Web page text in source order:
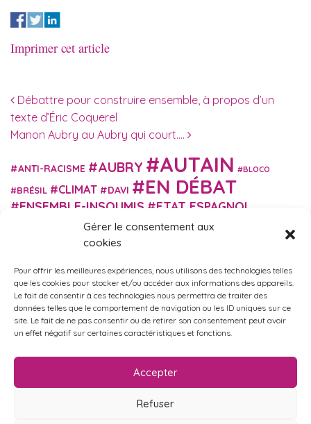
Gérer le consentement aux
cookies
Pour offrir les meilleures expériences, nous utilisons des technologies telles
que les cookies pour stocker et/ou accéder aux informations des appareils.
Le fait de consentir à ces technologies nous permettra de traiter des
données telles que le comportement de navigation ou les ID uniques sur ce
site. Le fait de ne pas consentir ou de retirer son consentement peut avoir
un effet négatif sur certaines caractéristiques et fonctions.
Accepter
Refuser
Imprimer cet article
Navigation des articles
Débattre pour construire ensemble, à propos d’un
texte d’Éric Coquerel
Manon Aubry au Aubry qui court….
ANTI-RACISME AUBRY AUTAIN BLOCO
BRÉSIL CLIMAT DAVI EN DÉBAT
ENSEMBLE-INSOUMIS ETAT ESPAGNOL
EUROPE EXTRÊME DROITE FASCISME
FRANCE INSOUMISE
HISTOIRE IMMIGRATION ISRAËL PALESTINE ITALIE
MACRON MARTIN MARXISME MIGRANT-ES
MUNICIPALES MÉLENCHON NUPES OBONO
OCCITANIE PORTUGAL RETRAITES RUSSIE
VIOLENCES SEXISTES ÉCOLOGIE
ÉCOSOCIALISME ÉLECTIONS